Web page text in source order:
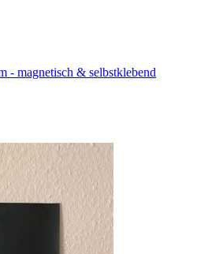
- magnetisch & selbstklebend